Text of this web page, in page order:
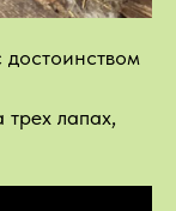
трех лапах,